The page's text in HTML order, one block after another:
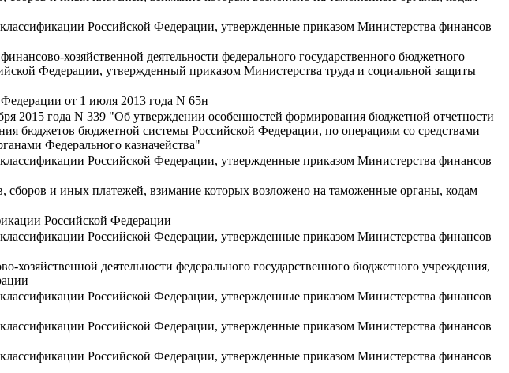
Российской Федерации, утвержденные приказом Министерства финансов
хозяйственной деятельности федерального государственного бюджетного
Федерации, утвержденный приказом Министерства труда и социальной защиты
от 1 июля 2013 года N 65н
2015 года N 339 "Об утверждении особенностей формирования бюджетной отчетности
бюджетов бюджетной системы Российской Федерации, по операциям со средствами
Федерального казначейства"
Российской Федерации, утвержденные приказом Министерства финансов
сборов и иных платежей, взимание которых возложено на таможенные органы, кодам
Российской Федерации
Российской Федерации, утвержденные приказом Министерства финансов
деятельности федерального государственного бюджетного учреждения,
Российской Федерации, утвержденные приказом Министерства финансов
Российской Федерации, утвержденные приказом Министерства финансов
Российской Федерации, утвержденные приказом Министерства финансов